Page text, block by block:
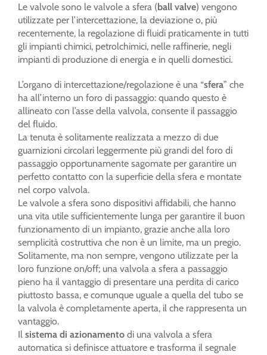
Le valvole sono le valvole a sfera (ball valve) vengono
utilizzate per l’intercettazione, la deviazione o, più
recentemente, la regolazione di fluidi praticamente in tutti
gli impianti chimici, petrolchimici, nelle raffinerie, negli
impianti di produzione di energia e in quelli domestici.
L’organo di intercettazione/regolazione è una “sfera” che
ha all’interno un foro di passaggio: quando questo è
allineato con l’asse della valvola, consente il passaggio
del fluido.
La tenuta è solitamente realizzata a mezzo di due
guarnizioni circolari leggermente più grandi del foro di
passaggio opportunamente sagomate per garantire un
perfetto contatto con la superficie della sfera e montate
nel corpo valvola.
Le valvole a sfera sono dispositivi affidabili, che hanno
una vita utile sufficientemente lunga per garantire il buon
funzionamento di un impianto, grazie anche alla loro
semplicità costruttiva che non è un limite, ma un pregio.
Solitamente, ma non sempre, vengono utilizzate per la
loro funzione on/off; una valvola a sfera a passaggio
pieno ha il vantaggio di presentare una perdita di carico
piuttosto bassa, e comunque uguale a quella del tubo se
la valvola è completamente aperta, il che rappresenta un
vantaggio.
Ilsistema di azionamentodi una valvola a sfera
automatica si definisce attuatore e trasforma il segnale